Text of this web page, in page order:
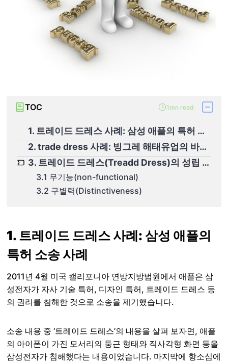
TOC 1mn read
1. 트레이드 드레스 사례: 삼성 애플의 특허 소송 사례
2. trade dress 사례: 빙그레 해태유업의 바나나맛 우유
3. 트레이드 드레스(Treadd Dress)의 성립 요건
3.1 무기능(non-functional)
3.2 구별력(Distinctiveness)
1. 트레이드 드레스 사례: 삼성 애플의
특허 소송 사례
2011년 4월 미국 캘리포니아 연방지방법원에서 애플은 삼
성전자가 자사 기술 특허, 디자인 특허, 트레이드 드레스 등
의 권리를 침해한 것으로 소송을 제기했습니다.
소송 내용 중 ‘트레이드 드레스’의 내용을 살펴 보자면, 애플
의 아이폰이 가진 모서리의 둥근 형태와 직사각형 화면 등을
삼성전자가 침해했다는 내용이었습니다. 마지막에 항소심에